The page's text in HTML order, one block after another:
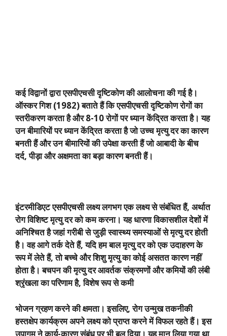
कई विद्वानों द्वारा एसपीएचसी दृष्टिकोण की आलोचना की गई है।
ऑस्कर गिश (1982)बताते हैं कि एसपीएचसी दृष्टिकोण रोगों का
स्तरीकरण करता है और8-10रोगों पर ध्यान केंद्रित करता है। यह
उन बीमारियों पर ध्यान केंद्रित करता है जो उच्च मृत्यु दर का कारण
बनती हैं और उन बीमारियों की उपेक्षा करती हैं जो आबादी के बीच
दर्द,पीड़ा और अक्षमता का बड़ा कारण बनती हैं।
इंटरमीडिएट एसपीएचसी लक्ष्य लगभग एक लक्ष्य से संबंधित हैं, अर्थात
रोग विशिष्ट मृत्यु दर को कम करना। यह धारणा विकासशील देशों में
अनिश्चित है जहां गरीबी से जुड़ी स्वास्थ्य समस्याओं से मृत्यु दर होती
है। वह आगे तर्क देते हैं,यदि हम बाल मृत्यु दर को एक उदाहरण के
रूप में लेते हैं,तो बच्चे और शिशु मृत्यु का कोई असतत कारण नहीं
होता है। बचपन की मृत्यु दर आवर्तक संक्रमणों और कमियों की लंबी
श्रृंखला का परिणाम है,विशेष रूप से कमी
भोजन ग्रहण करने की क्षमता। इसलिए,रोग उन्मुख तकनीकी
हस्तक्षेप कार्यक्रम अपने लक्ष्य को प्राप्त करने में विफल रहते हैं। इस
उपागम ने कार्य-कारण संबंध पर भी बल दिया। यह मान लिया गया था